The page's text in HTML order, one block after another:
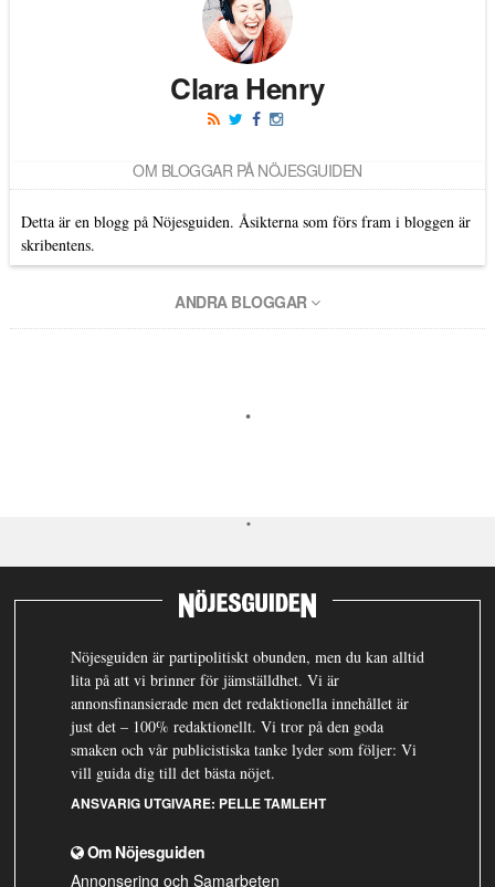
Clara Henry
OM BLOGGAR PÅ NÖJESGUIDEN
Detta är en blogg på Nöjesguiden. Åsikterna som förs fram i bloggen är
skribentens.
ANDRA BLOGGAR
Nöjesguiden är partipolitiskt obunden, men du kan alltid
lita på att vi brinner för jämställdhet. Vi är
annonsfinansierade men det redaktionella innehållet är
just det – 100% redaktionellt. Vi tror på den goda
smaken och vår publicistiska tanke lyder som följer: Vi
vill guida dig till det bästa nöjet.
ANSVARIG UTGIVARE: PELLE TAMLEHT
Om Nöjesguiden
Annonsering och Samarbeten